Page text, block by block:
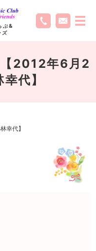
ぶ&
ズ
【2012年6月2
代】
幸代】